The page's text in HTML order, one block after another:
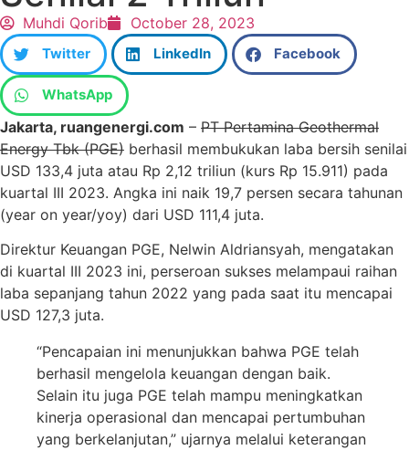
Muhdi Qorib October 28, 2023
Twitter LinkedIn Facebook
WhatsApp
Jakarta, ruangenergi.com – PT Pertamina Geothermal
Energy Tbk (PGE) berhasil membukukan laba bersih senilai
USD 133,4 juta atau Rp 2,12 triliun (kurs Rp 15.911) pada
kuartal III 2023. Angka ini naik 19,7 persen secara tahunan
(year on year/yoy) dari USD 111,4 juta.
Direktur Keuangan PGE, Nelwin Aldriansyah, mengatakan
di kuartal III 2023 ini, perseroan sukses melampaui raihan
laba sepanjang tahun 2022 yang pada saat itu mencapai
USD 127,3 juta.
“Pencapaian ini menunjukkan bahwa PGE telah
berhasil mengelola keuangan dengan baik.
Selain itu juga PGE telah mampu meningkatkan
kinerja operasional dan mencapai pertumbuhan
yang berkelanjutan,” ujarnya melalui keterangan